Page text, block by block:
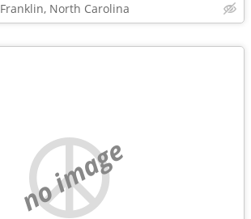
Franklin, North Carolina
no image